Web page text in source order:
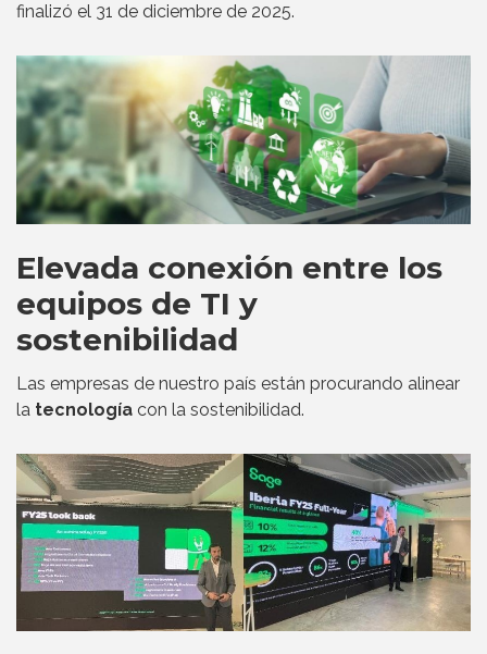
finalizó el 31 de diciembre de 2025.
Elevada conexión entre los
equipos de TI y
sostenibilidad
Las empresas de nuestro país están procurando alinear
la tecnología con la sostenibilidad.